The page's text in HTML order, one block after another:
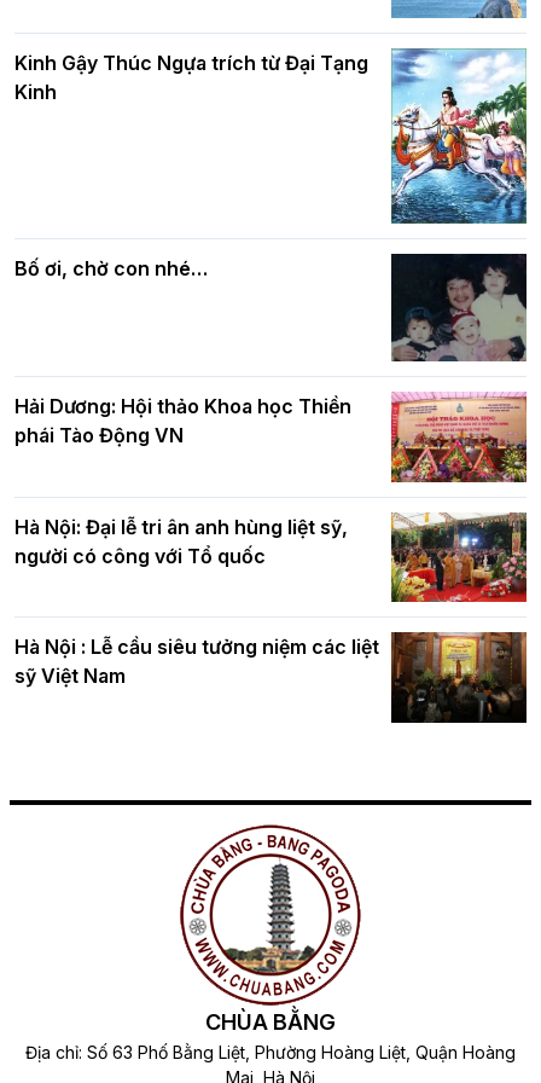
Hà Nội: Gần 40 xe hoa rực rỡ diễu hành
kính mừng Đại lễ Phật đản PL.2570 –
DL.2026
nhân mùa Phật đản PL.2570
Phật giáo chính tín Phần 8: Hiếu đạo
và bình đẳng trong Phật giáo
Phật giáo chính tín Phần 7: Luật nhân
quả
Kinh Gậy Thúc Ngựa trích từ Đại Tạng
Kinh
Bố ơi, chờ con nhé…
Hải Dương: Hội thảo Khoa học Thiền
phái Tào Động VN
Hà Nội: Đại lễ tri ân anh hùng liệt sỹ,
người có công với Tổ quốc
Hà Nội : Lễ cầu siêu tưởng niệm các liệt
sỹ Việt Nam
CHÙA BẰNG
Địa chỉ: Số 63 Phố Bằng Liệt, Phường Hoàng Liệt, Quận Hoàng
Mai, Hà Nội